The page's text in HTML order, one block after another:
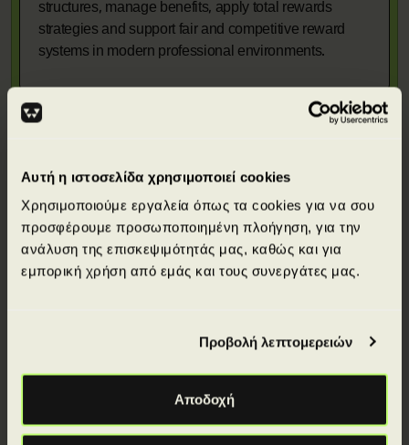
Αυτή η ιστοσελίδα χρησιμοποιεί cookies
Χρησιμοποιούμε εργαλεία όπως τα cookies για να σου
προσφέρουμε προσωποποιημένη πλοήγηση, για την
ανάλυση της επισκεψιμότητάς μας, καθώς και για
εμπορική χρήση από εμάς και τους συνεργάτες μας.
Προβολή λεπτομερειών
Αποδοχή
structures, manage benefits, apply total rewards
strategies and support fair and competitive reward
systems in modern professional environments.
Απόκτησε πιστοποιήσεις από κορυφαίους
διεθνείς φορείς.